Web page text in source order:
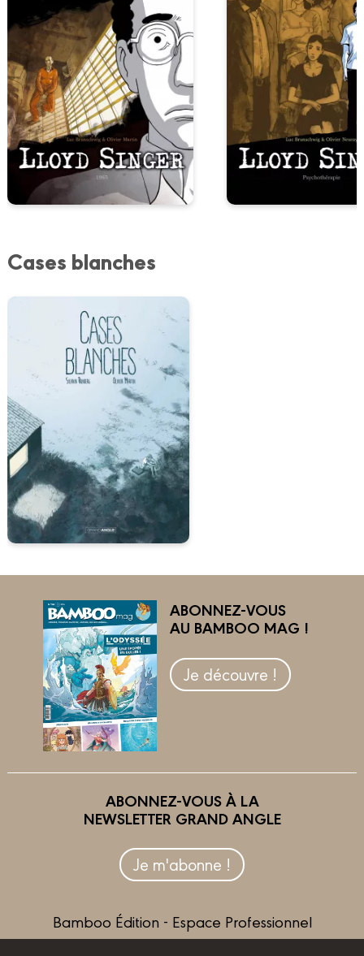
Cases blanches
ABONNEZ-VOUS
AU BAMBOO MAG !
Je découvre !
ABONNEZ-VOUS À LA
NEWSLETTER GRAND ANGLE
Je m'abonne !
Bamboo Édition - Espace Professionnel